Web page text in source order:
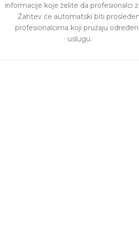
informacije koje želite da profesionalci
Zahtev će automatski biti prosleđen
profesionalcima koji pružaju
uslugu.